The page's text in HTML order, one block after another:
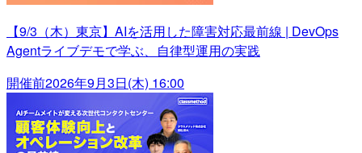
【9/3（木）東京】AIを活用した障害対応最前線 | DevOps
Agentライブデモで学ぶ、自律型運用の実践
開催前2026年9月3日(木) 16:00